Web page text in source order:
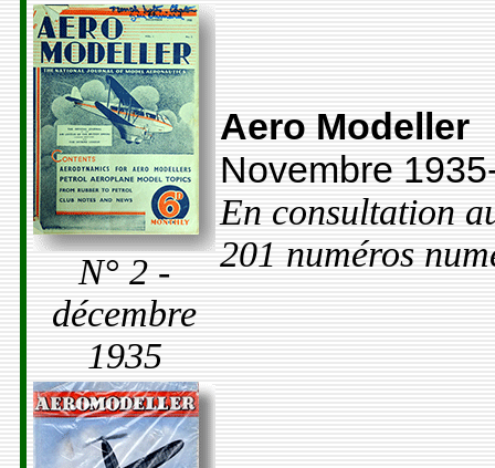
N° 2 -
décembre
1935
Aero Modeller
Novembre
En consultation
201 numéros